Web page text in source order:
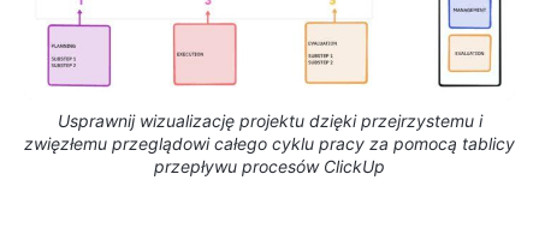
Usprawnij wizualizację projektu dzięki przejrzystemu i
zwięzłemu przeglądowi całego cyklu pracy za pomocą tablicy
przepływu procesów ClickUp